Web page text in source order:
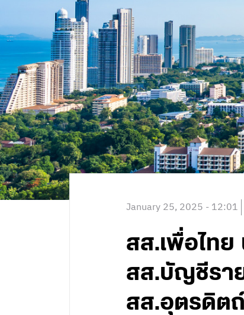
January 25, 2025 - 12:01
สส.เพื่อไท
สส.บัญชีรา
สส.อุตรดิต